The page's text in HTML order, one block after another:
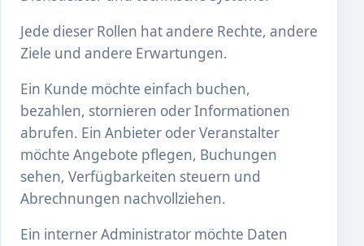
Jede dieser Rollen hat andere Rechte, andere
Ziele und andere Erwartungen.
Ein Kunde möchte einfach buchen,
bezahlen, stornieren oder Informationen
abrufen. Ein Anbieter oder Veranstalter
möchte Angebote pflegen, Buchungen
sehen, Verfügbarkeiten steuern und
Abrechnungen nachvollziehen.
Ein interner Administrator möchte Daten